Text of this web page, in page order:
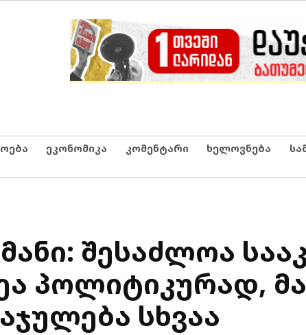
Netgazeti
ეკონომიკა კომენტარი ხელოვნება
შესაძლოა
პოლიტიკურად,
სხვაა